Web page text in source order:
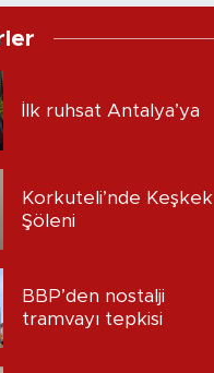
İlk ruhsat Antalya’ya
Korkuteli’nde Keşkek
Şöleni
BBP’den nostalji
tramvayı tepkisi